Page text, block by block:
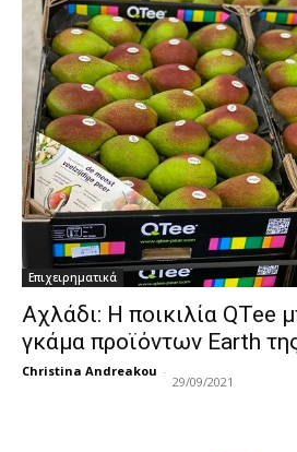
Επιχειρηματικά
Αχλάδι: Η ποικιλία QTee
γκάμα προϊόντων Earth
Christina Andreakou -
29/09/2021